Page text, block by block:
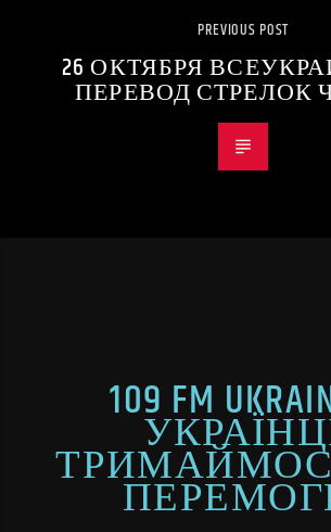
PREVIOUS POST
26 ОКТЯБРЯ
ПЕРЕВОД СТРЕЛОК
109 FM